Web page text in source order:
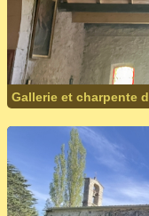
Gallerie et charpente